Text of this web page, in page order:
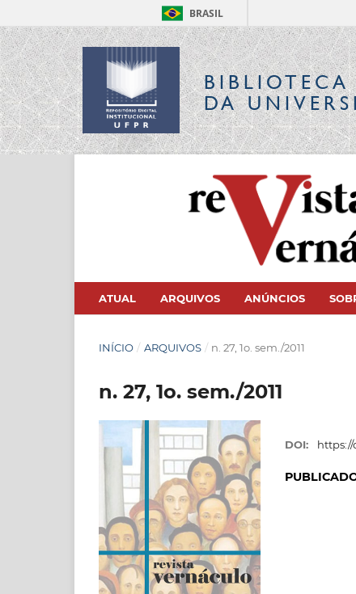
BRASIL
DA
ATUAL ARQUIVOS ANÚNCIOS
INÍCIO / ARQUIVOS / n. 27, 1o. sem./2011
n. 27, 1o. sem./2011
DOI: https://